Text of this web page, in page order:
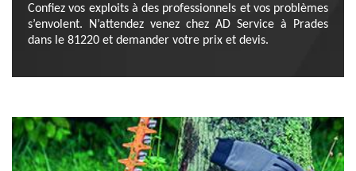
Confiez vos exploits à des professionnels et vos problèmes
s’envolent. N’attendez venez chez AD Service à Prades
dans le 81220 et demander votre prix et devis.